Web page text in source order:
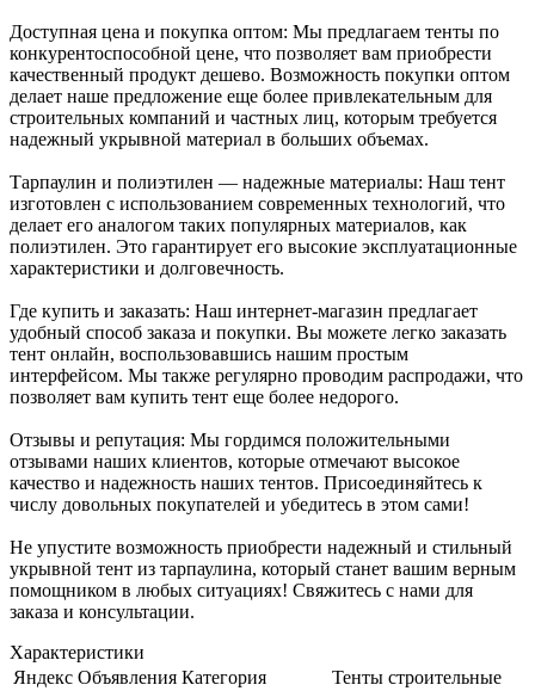
Доступная цена и покупка оптом: Мы предлагаем тенты по
конкурентоспособной цене, что позволяет вам приобрести
качественный продукт дешево. Возможность покупки оптом
делает наше предложение еще более привлекательным для
строительных компаний и частных лиц, которым требуется
надежный укрывной материал в больших объемах.
Тарпаулин и полиэтилен — надежные материалы: Наш тент
изготовлен с использованием современных технологий, что
делает его аналогом таких популярных материалов, как
полиэтилен. Это гарантирует его высокие эксплуатационные
характеристики и долговечность.
Где купить и заказать: Наш интернет-магазин предлагает
удобный способ заказа и покупки. Вы можете легко заказать
тент онлайн, воспользовавшись нашим простым
интерфейсом. Мы также регулярно проводим распродажи, что
позволяет вам купить тент еще более недорого.
Отзывы и репутация: Мы гордимся положительными
отзывами наших клиентов, которые отмечают высокое
качество и надежность наших тентов. Присоединяйтесь к
числу довольных покупателей и убедитесь в этом сами!
Не упустите возможность приобрести надежный и стильный
укрывной тент из тарпаулина, который станет вашим верным
помощником в любых ситуациях! Свяжитесь с нами для
заказа и консультации.
Характеристики
Яндекс Объявления Категория
Тенты строительные